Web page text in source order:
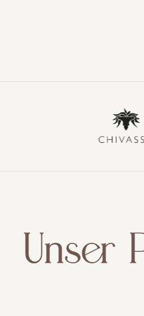
Unser